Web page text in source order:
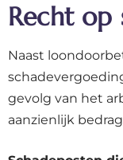
Recht op
Naast
gevolg van het
aanzienlijk